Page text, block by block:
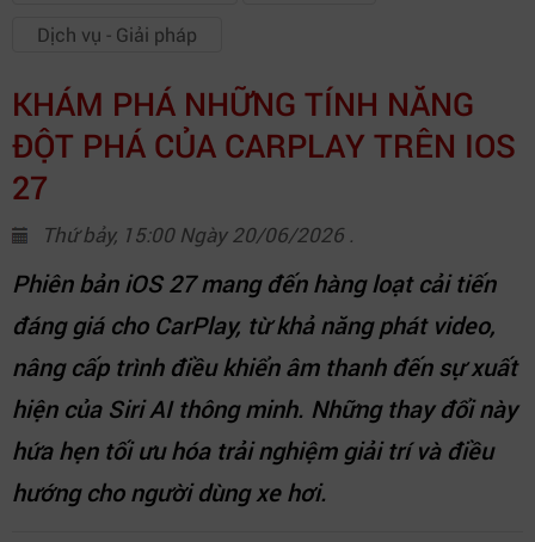
Dịch vụ - Giải pháp
KHÁM PHÁ NHỮNG TÍNH NĂNG
ĐỘT PHÁ CỦA CARPLAY TRÊN IOS
27
Thứ bảy, 15:00 Ngày 20/06/2026 .
Phiên bản iOS 27 mang đến hàng loạt cải tiến
đáng giá cho CarPlay, từ khả năng phát video,
nâng cấp trình điều khiển âm thanh đến sự xuất
hiện của Siri AI thông minh. Những thay đổi này
hứa hẹn tối ưu hóa trải nghiệm giải trí và điều
hướng cho người dùng xe hơi.